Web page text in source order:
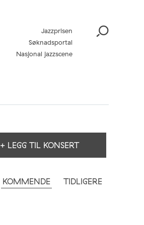
Jazzprisen
Søknadsportal
Nasjonal jazzscene
+ LEGG TIL KONSERT
KOMMENDE TIDLIGERE